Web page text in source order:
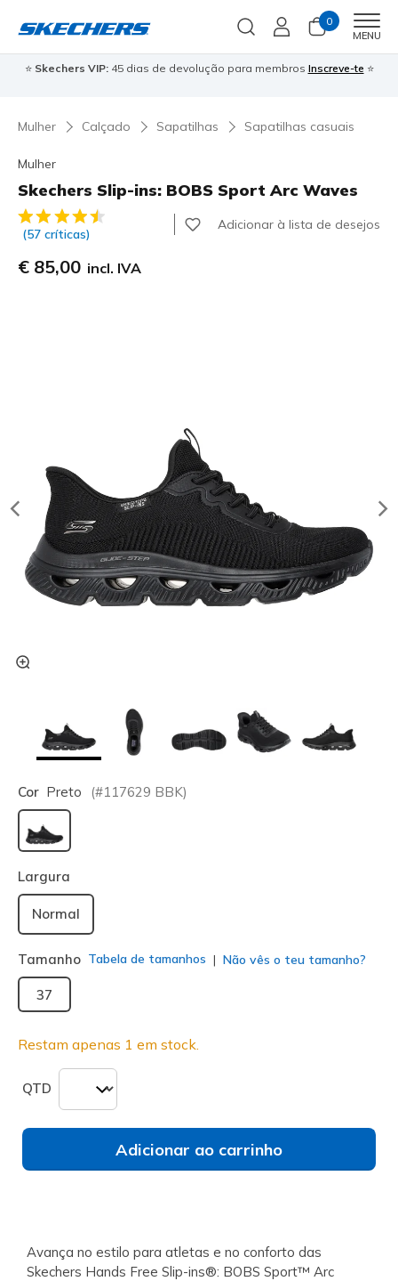
0
MENU
⭐ Skechers VIP:45 dias de devolução para membros Inscreve-te ⭐
Mulher Calçado Sapatilhas Sapatilhas casuais
Mulher
Skechers Slip-ins: BOBS Sport Arc Waves
3$9 de 5 – Classificação do cliente
(57 críticas)
Adicionar à lista de desejos
€ 85,00 incl. IVA
Cor Preto (#117629 BBK)
selecionado
Largura
Normal
Tamanho Tabela de tamanhos Não vês o teu tamanho?
37
Restam apenas 1 em stock.
QTD
Adicionar ao carrinho
Avança no estilo para atletas e no conforto das
Skechers Hands Free Slip-ins®: BOBS Sport™ Arc